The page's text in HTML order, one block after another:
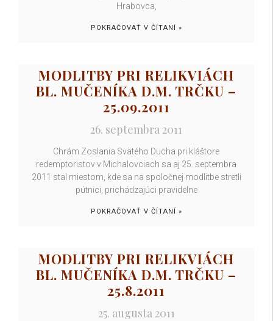
Hrabovca,
POKRAČOVAŤ V ČÍTANÍ »
MODLITBY PRI RELIKVIÁCH
BL. MUČENÍKA D.M. TRČKU –
25.09.2011
26. septembra 2011
Chrám Zoslania Svätého Ducha pri kláštore
redemptoristov v Michalovciach sa aj 25. septembra
2011 stal miestom, kde sa na spoločnej modlitbe stretli
pútnici, prichádzajúci pravidelne
POKRAČOVAŤ V ČÍTANÍ »
MODLITBY PRI RELIKVIÁCH
BL. MUČENÍKA D.M. TRČKU –
25.8.2011
25. augusta 2011